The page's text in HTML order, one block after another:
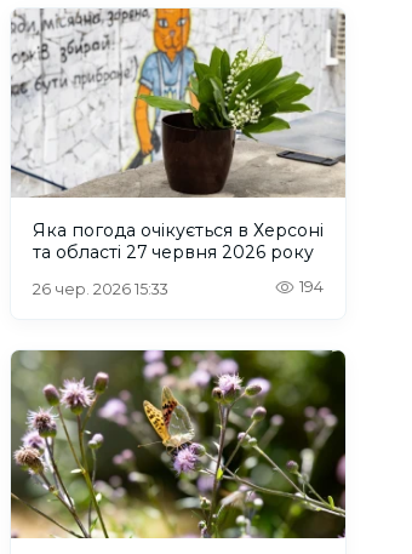
Яка погода очікується в Херсоні
та області 27 червня 2026 року
26 чер. 2026 15:33 194